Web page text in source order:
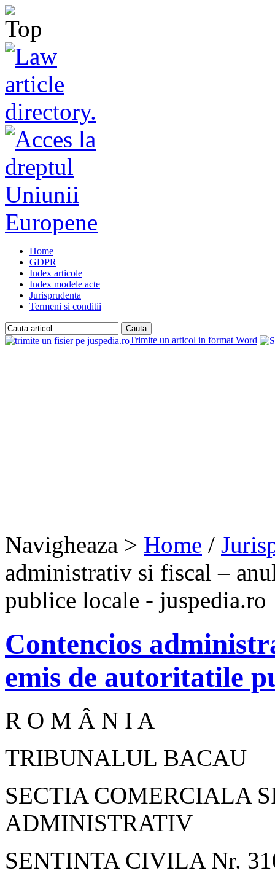
Home
GDPR
Index articole
Index modele acte
Jurisprudenta
Termeni si conditii
Trimite un articol in format Word
Navigheaza > Home /
administrativ si fiscal –
publice locale - juspedia.ro
Contencios
emis de autoritatile
R O M Â N I A
TRIBUNALUL BACAU
SECTIA COMERCIALA
ADMINISTRATIV
SENTINTA CIVILA Nr.